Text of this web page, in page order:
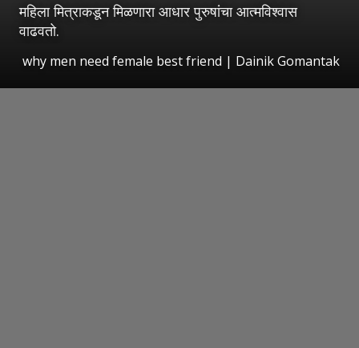
महिला मित्राकडून मिळणारा आधार पुरुषांचा आत्मविश्वास
वाढवतो.
why men need female best friend | Dainik Gomantak